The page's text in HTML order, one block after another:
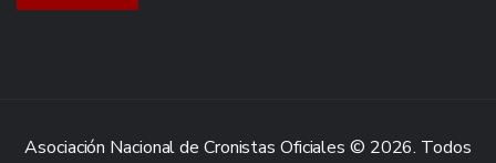
Asociación Nacional de Cronistas Oficiales © 2026. Todos